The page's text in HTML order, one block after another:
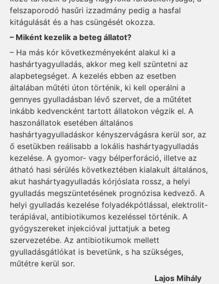
felszaporodó hasűri izzadmány pedig a hasfal
kitágulását és a has csüngését okozza.
– Miként kezelik a beteg állatot?
– Ha más kór következményeként alakul ki a
hashártyagyulladás, akkor meg kell szüntetni az
alapbetegséget. A kezelés ebben az esetben
általában műtéti úton történik, ki kell operálni a
gennyes gyulladásban lévő szervet, de a műtétet
inkább kedvencként tartott állatokon végzik el. A
haszonállatok esetében általános
hashártyagyulladáskor kényszervágásra kerül sor, az
ő esetükben reálisabb a lokális hashártyagyulladás
kezelése. A gyomor- vagy bélperforáció, illetve az
átható hasi sérülés következtében kialakult általános,
akut hashártyagyulladás kórjóslata rossz, a helyi
gyulladás megszüntetésének prognózisa kedvező. A
helyi gyulladás kezelése folyadékpótlással, elektrolit-
terápiával, antibiotikumos kezeléssel történik. A
gyógyszereket injekcióval juttatjuk a beteg
szervezetébe. Az antibiotikumok mellett
gyulladásgátlókat is bevetünk, s ha szükséges,
műtétre kerül sor.
Lajos Mihály